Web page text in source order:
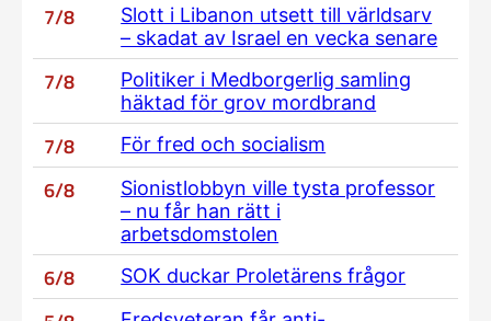
7/8
Slott i Libanon utsett till världsarv
– skadat av Israel en vecka senare
7/8
Politiker i Medborgerlig samling
häktad för grov mordbrand
7/8 För fred och socialism
6/8
Sionistlobbyn ville tysta professor
– nu får han rätt i
arbetsdomstolen
6/8 SOK duckar Proletärens frågor